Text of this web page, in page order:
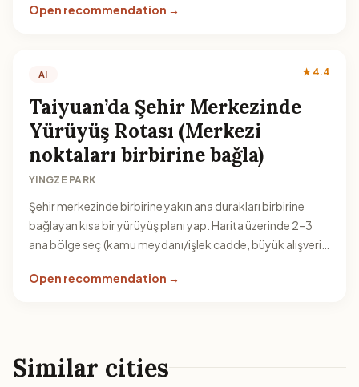
Open recommendation →
AI ★ 4.4
Taiyuan’da Şehir Merkezinde
Yürüyüş Rotası (Merkezi
noktaları birbirine bağla)
YINGZE PARK
Şehir merkezinde birbirine yakın ana durakları birbirine
bağlayan kısa bir yürüyüş planı yap. Harita üzerinde 2–3
ana bölge seç (kamu meydanı/işlek cadde, büyük alışveriş
geçişler yap.
Open recommendation →
Similar cities